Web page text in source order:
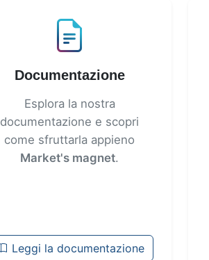
Documentazione
Esplora la nostra
documentazione e scopri
come sfruttarla appieno
Market's magnet.
Leggi la documentazione